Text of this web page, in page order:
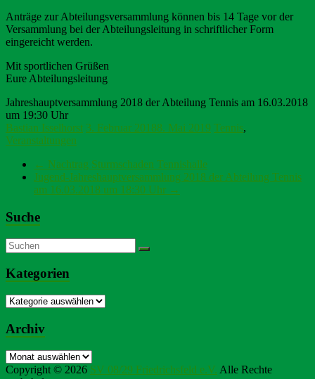
Anträge zur Abteilungsversammlung können bis 14 Tage vor der
Versammlung bei der Abteilungsleitung in schriftlicher Form
eingereicht werden.
Mit sportlichen Grüßen
Eure Abteilungsleitung
Jahreshauptversammlung 2018 der Abteilung Tennis am 16.03.2018
um 19:30 Uhr
Bastian Isselhorst 3. Februar 20188. Mai 2019 Tennis,
Veranstaltungen
← Nachtrag Sturmschaden Tennishalle
Jugend-Jahreshauptversammlung 2018 der Abteilung Tennis
am 16.03.2018 um 18:30 Uhr →
Suche
Kategorien
Kategorien
Archiv
Archiv
Copyright © 2026 SV 08/29 Friedrichsfeld e.V. Alle Rechte